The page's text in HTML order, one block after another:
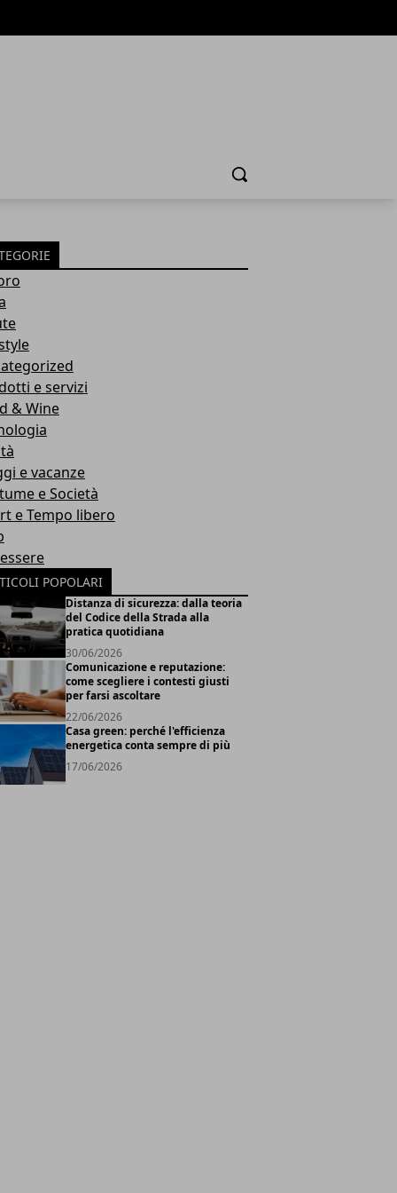
Cerca
e servizi
& Wine
e vacanze
e Società
e Tempo libero
POPOLARI
Distanza di sicurezza: dalla teoria
del Codice della Strada alla
pratica quotidiana
30/06/2026
Comunicazione e reputazione:
come scegliere i contesti giusti
per farsi ascoltare
22/06/2026
Casa green: perché l'efficienza
energetica conta sempre di più
17/06/2026